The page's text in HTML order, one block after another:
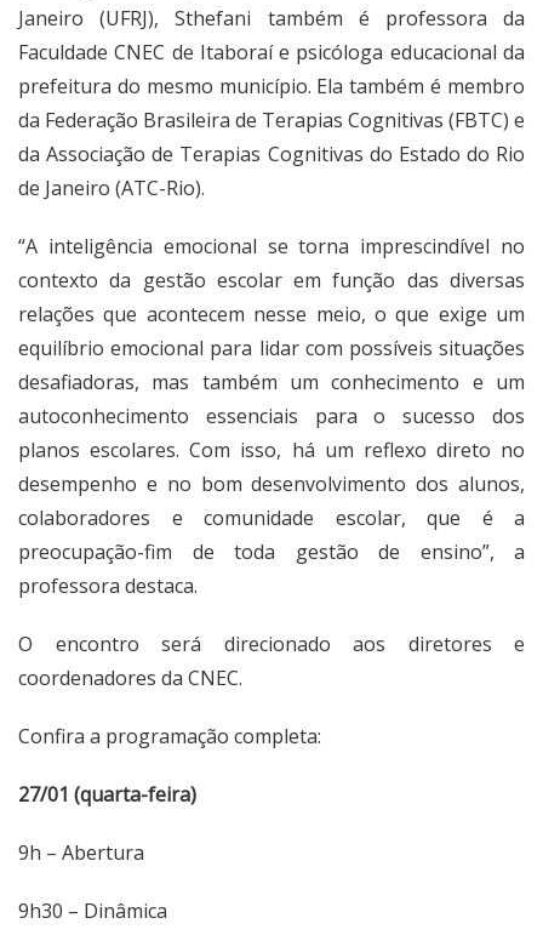
Janeiro (UFRJ), Sthefani também é professora da
Faculdade CNEC de Itaboraí e psicóloga educacional da
prefeitura do mesmo município. Ela também é membro
da Federação Brasileira de Terapias Cognitivas (FBTC) e
da Associação de Terapias Cognitivas do Estado do Rio
de Janeiro (ATC-Rio).
“A inteligência emocional se torna imprescindível no
contexto da gestão escolar em função das diversas
relações que acontecem nesse meio, o que exige um
equilíbrio emocional para lidar com possíveis situações
desafiadoras, mas também um conhecimento e um
autoconhecimento essenciais para o sucesso dos
planos escolares. Com isso, há um reflexo direto no
desempenho e no bom desenvolvimento dos alunos,
colaboradores e comunidade escolar, que é a
preocupação-fim de toda gestão de ensino”, a
professora destaca.
O encontro será direcionado aos diretores e
coordenadores da CNEC.
Confira a programação completa:
27/01 (quarta-feira)
9h – Abertura
9h30 – Dinâmica